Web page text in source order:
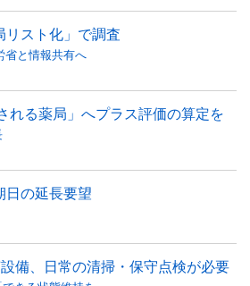
リスト化」で調査
省と情報共有へ
れる薬局」へプラス評価の算定を
日の延長要望
備、日常の清掃・保守点検が必要